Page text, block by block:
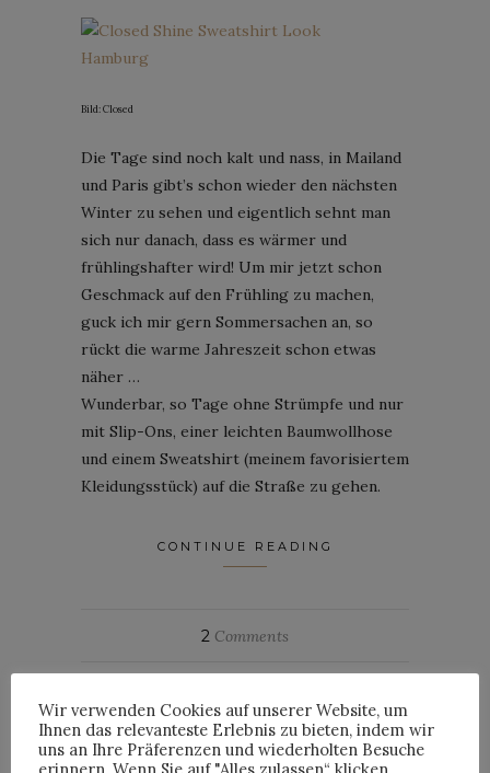
Bild: Closed
Die Tage sind noch kalt und nass, in Mailand
und Paris gibt’s schon wieder den nächsten
Winter zu sehen und eigentlich sehnt man
sich nur danach, dass es wärmer und
frühlingshafter wird! Um mir jetzt schon
Geschmack auf den Frühling zu machen,
guck ich mir gern Sommersachen an, so
rückt die warme Jahreszeit schon etwas
näher …
Wunderbar, so Tage ohne Strümpfe und nur
mit Slip-Ons, einer leichten Baumwollhose
und einem Sweatshirt (meinem favorisiertem
Kleidungsstück) auf die Straße zu gehen.
CONTINUE READING
2 Comments
Wir verwenden Cookies auf unserer Website, um
Ihnen das relevanteste Erlebnis zu bieten, indem wir
uns an Ihre Präferenzen und wiederholten Besuche